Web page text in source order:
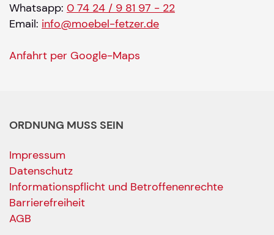
Whatsapp: 0 74 24 / 9 81 97 - 22
Email: info@moebel-fetzer.de
Anfahrt per Google-Maps
ORDNUNG MUSS SEIN
Impressum
Datenschutz
Informationspflicht und Betroffenenrechte
Barrierefreiheit
AGB